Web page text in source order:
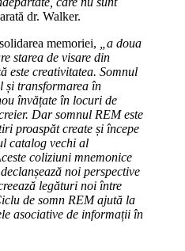
dr. Walker.
memoriei,
„a doua
starea de visare din
este creativitatea. Somnul
și transformarea în
învățate în locuri de
Dar somnul REM este
proaspăt create și începe
catalog vechi al
coliziuni mnemonice
noi perspective
legături noi între
de somn REM ajută la
asociative de informații în